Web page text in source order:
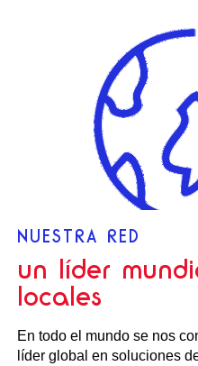
NUESTRA RED
un líder
locales
En todo el mundo se nos
líder global en soluciones